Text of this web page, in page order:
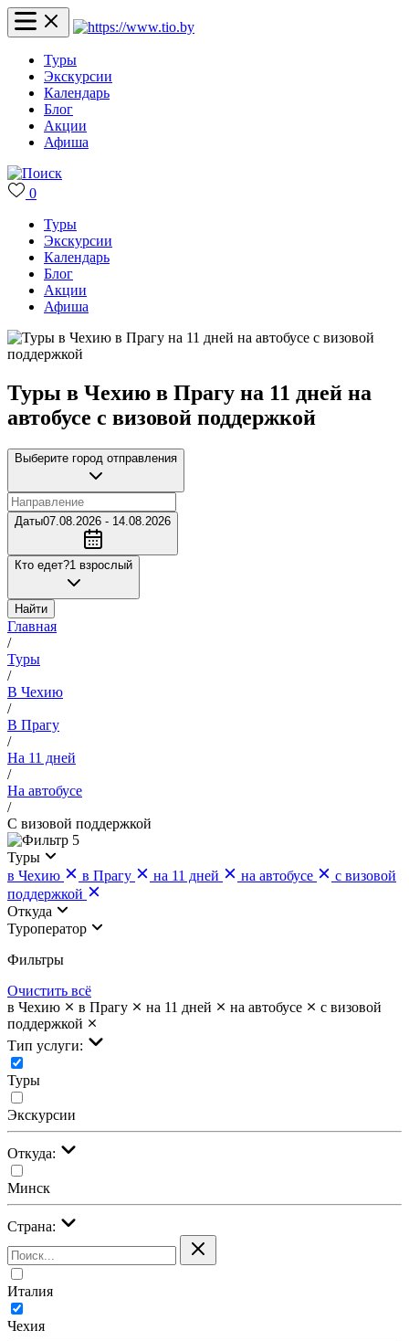
Туры
Экскурсии
Календарь
Блог
Акции
Афиша
0
Туры
Экскурсии
Календарь
Блог
Акции
Афиша
Туры в Чехию в Прагу на 11 дней на
автобусе с визовой поддержкой
Выберите город отправления
Даты07.08.2026 - 14.08.2026
Кто едет?1 взрослый
Найти
Главная
/
Туры
/
В Чехию
/
В Прагу
/
На 11 дней
/
На автобусе
/
С визовой поддержкой
5
Туры
в Чехию
в Прагу на 11 дней на автобусе
с визовой
поддержкой
Откуда
Туроператор
Фильтры
Очистить всё
в Чехию
в Прагу на 11 дней на автобусе
с визовой
поддержкой
Тип услуги:
Туры
Экскурсии
Откуда:
Минск
Страна:
Италия
Чехия